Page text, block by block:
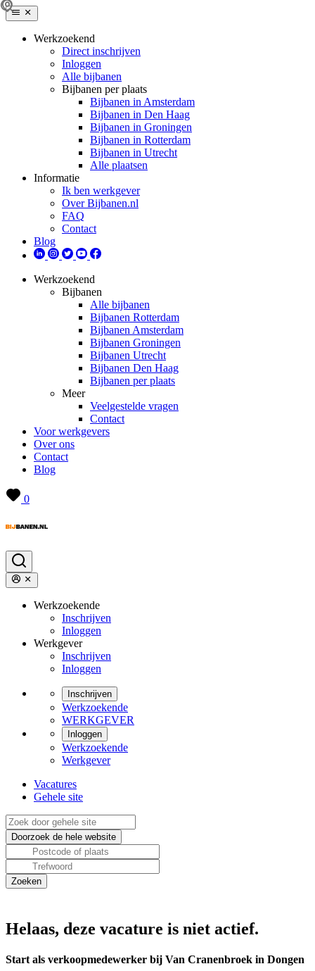
Werkzoekend
Direct inschrijven
Inloggen
Alle bijbanen
Bijbanen per plaats
Bijbanen in Amsterdam
Bijbanen in Den Haag
Bijbanen in Groningen
Bijbanen in Rotterdam
Bijbanen in Utrecht
Alle plaatsen
Informatie
Ik ben werkgever
Over Bijbanen.nl
FAQ
Contact
Blog
Werkzoekend
Bijbanen
Alle bijbanen
Bijbanen Rotterdam
Bijbanen Amsterdam
Bijbanen Groningen
Bijbanen Utrecht
Bijbanen Den Haag
Bijbanen per plaats
Meer
Veelgestelde vragen
Contact
Voor werkgevers
Over ons
Contact
Blog
0
Werkzoekende
Inschrijven
Inloggen
Werkgever
Inschrijven
Inloggen
Inschrijven
Werkzoekende
WERKGEVER
Inloggen
Werkzoekende
Werkgever
Vacatures
Gehele site
Helaas, deze vacature is niet actief.
Start als verkoopmedewerker bij Van Cranenbroek in Dongen